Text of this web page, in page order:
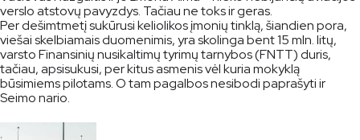
jei
gali:
aviatorius,
kurio
net
verslo atstovų pavyzdys. Tačiau ne toks ir geras.
Per dešimtmetį sukūrusi keliolikos įmonių tinklą, šiandien pora,
viešai skelbiamais duomenimis, yra skolinga bent 15 mln. litų,
varsto Finansinių nusikaltimų tyrimų tarnybos (FNTT) duris,
tačiau, apsisukusi, per kitus asmenis vėl kuria mokyklą
būsimiems pilotams. O tam pagalbos nesibodi paprašyti ir
Seimo nario.